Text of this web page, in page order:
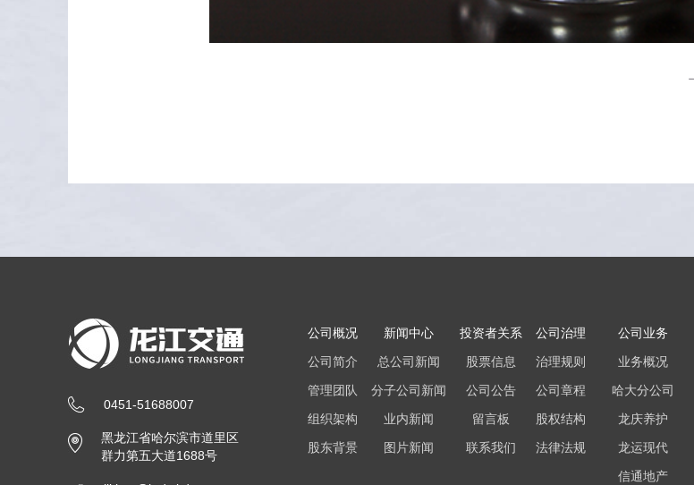
0451-51688007
黑龙江省哈尔滨市道里区
群力第五大道1688号
公司概况
公司简介
管理团队
组织架构
股东背景
新闻中心
总公司新闻
分子公司新闻
业内新闻
图片新闻
投资者关系
股票信息
公司公告
留言板
联系我们
公司治理
治理规则
公司章程
股权结构
法律法规
公司业务
业务概况
哈大分公司
龙庆养护
龙运现代
信通地产